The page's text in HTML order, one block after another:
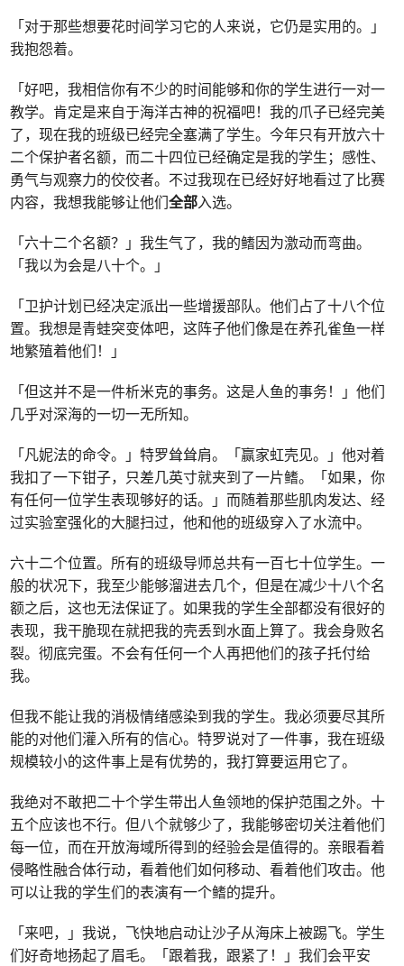
「对于那些想要花时间学习它的人来说，它仍是实用的。」
我抱怨着。
「好吧，我相信你有不少的时间能够和你的学生进行一对一
教学。肯定是来自于海洋古神的祝福吧！我的爪子已经完美
了，现在我的班级已经完全塞满了学生。今年只有开放六十
二个保护者名额，而二十四位已经确定是我的学生；感性、
勇气与观察力的佼佼者。不过我现在已经好好地看过了比赛
内容，我想我能够让他们全部入选。
「六十二个名额？」我生气了，我的鳍因为激动而弯曲。
「我以为会是八十个。」
「卫护计划已经决定派出一些增援部队。他们占了十八个位
置。我想是青蛙突变体吧，这阵子他们像是在养孔雀鱼一样
地繁殖着他们！」
「但这并不是一件析米克的事务。这是人鱼的事务！」他们
几乎对深海的一切一无所知。
「凡妮法的命令。」特罗耸耸肩。「赢家虹壳见。」他对着
我扣了一下钳子，只差几英寸就夹到了一片鳍。「如果，你
有任何一位学生表现够好的话。」而随着那些肌肉发达、经
过实验室强化的大腿扫过，他和他的班级穿入了水流中。
六十二个位置。所有的班级导师总共有一百七十位学生。一
般的状况下，我至少能够溜进去几个，但是在减少十八个名
额之后，这也无法保证了。如果我的学生全部都没有很好的
表现，我干脆现在就把我的壳丢到水面上算了。我会身败名
裂。彻底完蛋。不会有任何一个人再把他们的孩子托付给
我。
但我不能让我的消极情绪感染到我的学生。我必须要尽其所
能的对他们灌入所有的信心。特罗说对了一件事，我在班级
规模较小的这件事上是有优势的，我打算要运用它了。
我绝对不敢把二十个学生带出人鱼领地的保护范围之外。十
五个应该也不行。但八个就够少了，我能够密切关注着他们
每一位，而在开放海域所得到的经验会是值得的。亲眼看着
侵略性融合体行动，看着他们如何移动、看着他们攻击。他
可以让我的学生们的表演有一个鳍的提升。
「来吧，」我说，飞快地启动让沙子从海床上被踢飞。学生
们好奇地扬起了眉毛。「跟着我，跟紧了！」我们会平安